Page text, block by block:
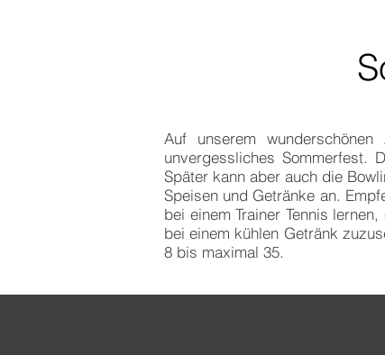
Auf unserem
unvergessliches Sommerfest.
Später kann aber auch die
Speisen und Getränke an.
bei einem Trainer Tennis
bei einem kühlen Getränk
8 bis maximal 35.